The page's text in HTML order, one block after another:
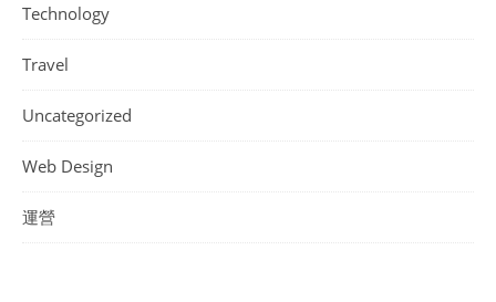
Technology
Travel
Uncategorized
Web Design
運營